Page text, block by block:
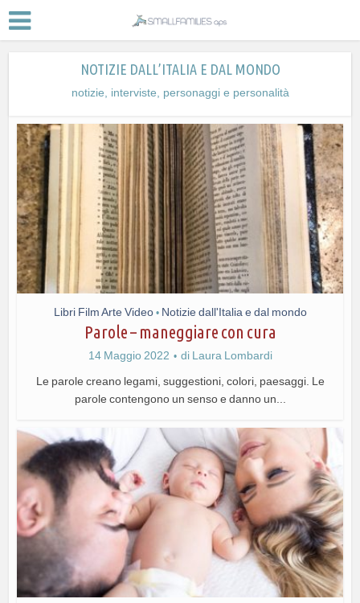
NOTIZIE DALL’ITALIA E DAL MONDO
notizie, interviste, personaggi e personalità
Libri Film Arte Video • Notizie dall'Italia e dal mondo
Parole – maneggiare con cura
14 Maggio 2022 di Laura Lombardi
Le parole creano legami, suggestioni, colori, paesaggi. Le
parole contengono un senso e danno un...